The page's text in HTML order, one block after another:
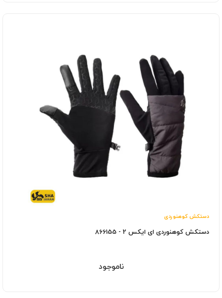
دستکش کوهنوردی
دستکش کوهنوردی ای ایکس 2 - 866155
ناموجود